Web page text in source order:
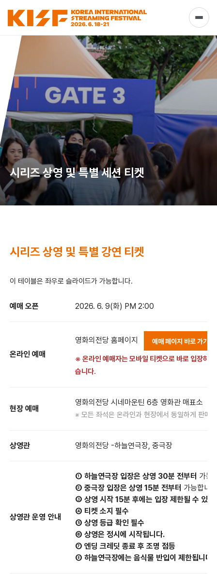
시리즈 상영 및 특별 세션 티켓
시리즈 상영 및 특별 강연 티켓
이 테이블은 좌우로 슬라이드가 가능합니다.
예매 오픈 2026. 6. 9(화) PM 2:00
온라인 예매
영화의전당 홈페이지 예매 페이지 바로 가기
※ 온라인 예매자는 모바일 티켓으로 바로 입장하
습니다.
현장 예매
영화의전당 시네마운틴 6층 영화관 매표소
※ 모든 좌석은 온라인과 현장에서 동일하게 판매
상영관 영화의전당 -하늘연극장, 중극장
상영관 운영 안내
① 하늘연극장 입장은 상영 30분 전부터 가능
② 중극장 입장은 상영 15분 전부터 가능합니
③ 상영 시작 15분 후에는 입장 제한될 수 있습
④ 티켓 소지 필수
⑤ 상영 등급 확인 필수
⑥ 상영은 정시에 시작됩니다.
⑦ 엔딩 크레딧 종료 후 조명 점등
⑧ 하늘연극장에는 음식물 반입이 제한됩니다.